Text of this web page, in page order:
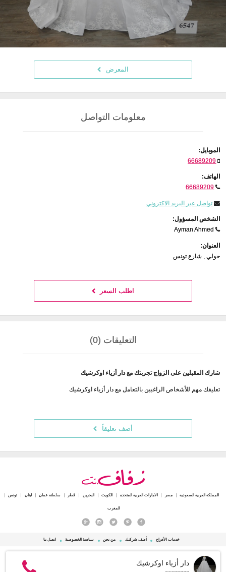
المعرض
معلومات التواصل
الموبايل:
66689209
الهاتف:
66689209
تواصل عبر البريد الاكتروني
الشخص المسؤول:
Ayman Ahmed
العنوان:
حولي , شارع تونس
اطلب السعر
التعليقات (0)
شارك المقبلين على الزواج تجربتك مع دار أزياء اوكرشيك
تعليقك مهم للأشخاص الراغبين بالتعامل مع دار أزياء اوكرشيك
أضف تعليقاً
دار أزياء اوكرشيك
المملكة العربية السعودية مصر الامارات العربية المتحدة الكويت البحرين قطر سلطنة عمان لبنان تونس
المغرب
خدمات الأفراح أضف شركتك من نحن سياسة الخصوصية اتصل بنا